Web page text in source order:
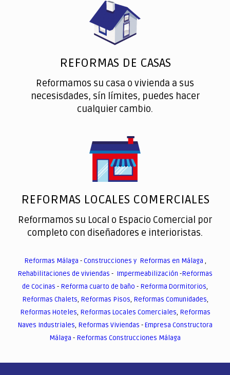
REFORMAS DE CASAS
Reformamos su casa o vivienda a sus
necesisdades, sín límites, puedes hacer
cualquier cambio.
REFORMAS LOCALES COMERCIALES
Reformamos su Local o Espacio Comercial por
completo con diseñadores e interioristas.
Reformas Málaga -Construcciones y Reformas en Málaga ,
Rehabilitaciones de viviendas - Impermeabilización -Reformas
de Cocinas - Reforma cuarto de baño - Reforma Dormitorios,
Reformas Chalets, Reformas Pisos, Reformas Comunidades,
Reformas Hoteles, Reformas Locales Comerciales, Reformas
Naves Industriales, Reformas Viviendas -Empresa Constructora
Málaga - Reformas Construcciones Málaga